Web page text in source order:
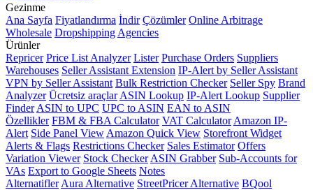
Gezinme
Ana Sayfa Fiyatlandırma İndir Çözümler Online Arbitrage
Wholesale Dropshipping Agencies
Ürünler
Repricer Price List Analyzer Lister Purchase Orders Suppliers
Warehouses Seller Assistant Extension IP-Alert by Seller Assistant
VPN by Seller Assistant Bulk Restriction Checker Seller Spy Brand
Analyzer Ücretsiz araçlar ASIN Lookup IP-Alert Lookup Supplier
Finder ASIN to UPC UPC to ASIN EAN to ASIN
Özellikler FBM & FBA Calculator VAT Calculator Amazon IP-
Alert Side Panel View Amazon Quick View Storefront Widget
Alerts & Flags Restrictions Checker Sales Estimator Offers
Variation Viewer Stock Checker ASIN Grabber Sub-Accounts for
VAs Export to Google Sheets Notes
Alternatifler Aura Alternative StreetPricer Alternative BQool